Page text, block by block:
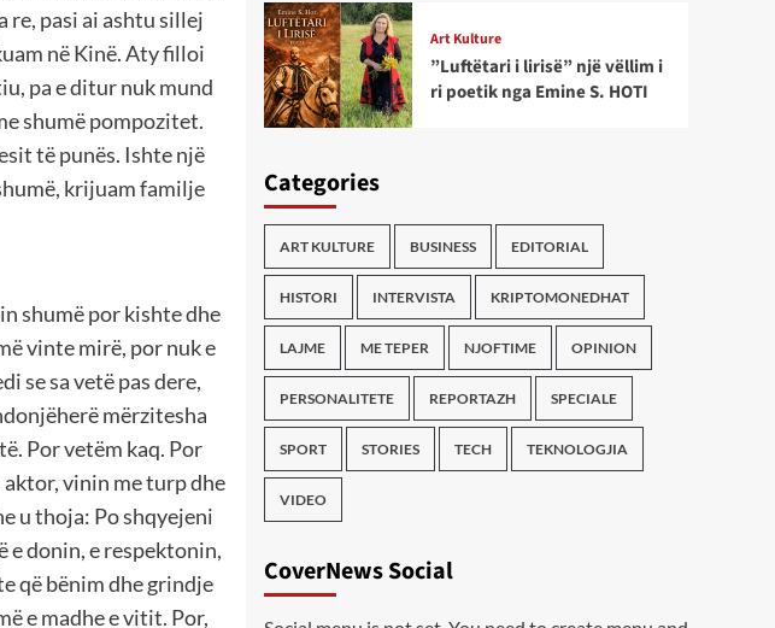
re, pasi ai ashtu sillej
në Kinë. Aty filloi
pa e ditur nuk mund
shumë pompozitet.
të punës. Ishte një
krijuam familje
shumë por kishte dhe
vinte mirë, por nuk e
se sa vetë pas dere,
mërzitesha
Por vetëm kaq. Por
aktor, vinin me turp dhe
u thoja: Po shqyejeni
e donin, e respektonin,
që bënim dhe grindje
e madhe e vitit. Por,
Art Kulture
”Luftëtari i lirisë” një vëllim i
ri poetik nga Emine S. HOTI
Categories
ART KULTURE BUSINESS EDITORIAL
HISTORI INTERVISTA KRIPTOMONEDHAT
LAJME ME TEPER NJOFTIME OPINION
PERSONALITETE REPORTAZH SPECIALE
SPORT STORIES TECH TEKNOLOGJIA
VIDEO
CoverNews Social